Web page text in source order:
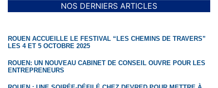
NOS DERNIERS ARTICLES
ROUEN ACCUEILLE LE FESTIVAL “LES CHEMINS DE TRAVERS”
LES 4 ET 5 OCTOBRE 2025
ROUEN: UN NOUVEAU CABINET DE CONSEIL OUVRE POUR LES
ENTREPRENEURS